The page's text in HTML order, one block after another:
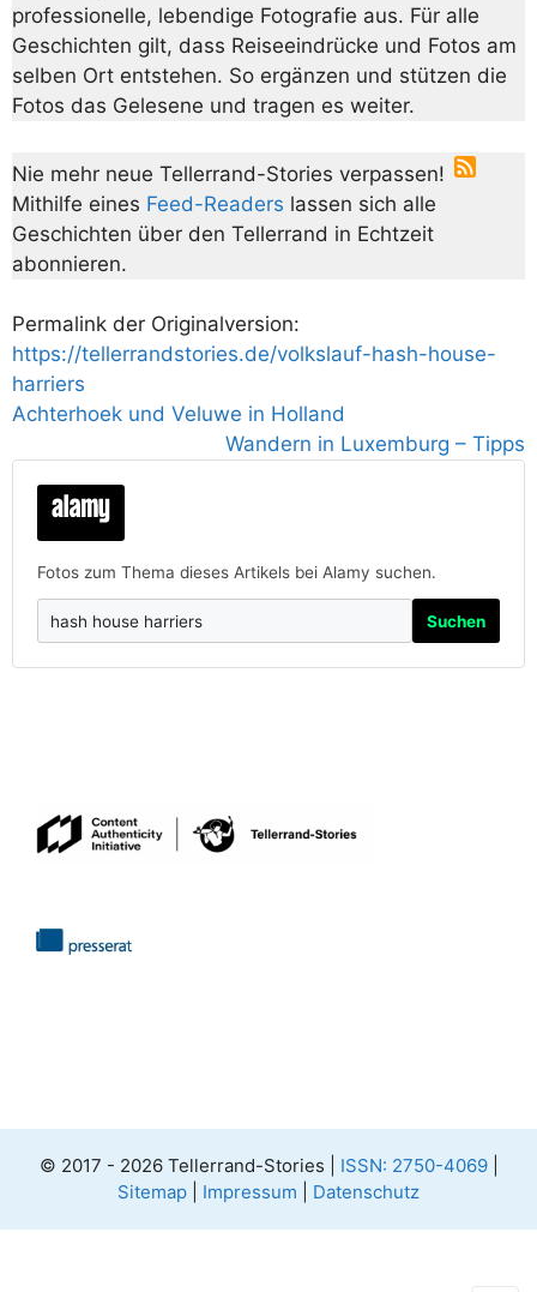
professionelle, lebendige Fotografie aus. Für alle
Geschichten gilt, dass Reiseeindrücke und Fotos am
selben Ort entstehen. So ergänzen und stützen die
Fotos das Gelesene und tragen es weiter.
Nie mehr neue Tellerrand-Stories verpassen!
Mithilfe eines Feed-Readers lassen sich alle
Geschichten über den Tellerrand in Echtzeit
abonnieren.
Permalink der Originalversion:
https://tellerrandstories.de/volkslauf-hash-house-
harriers
Achterhoek und Veluwe in Holland
Wandern in Luxemburg – Tipps
Fotos zum Thema dieses Artikels bei Alamy suchen.
Suchen
© 2017 - 2026 Tellerrand-Stories | ISSN: 2750-4069|
Sitemap
Impressum Datenschutz